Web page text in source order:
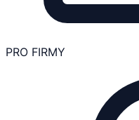
PRO FIRMY